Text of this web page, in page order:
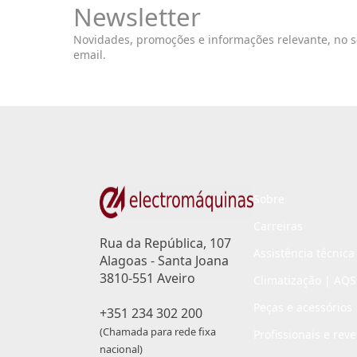
Newsletter
Novidades, promoções e informações relevante, no
email.
Rua da República, 107
Alagoas - Santa Joana
3810-551 Aveiro
+351 234 302 200
(Chamada para rede fixa
nacional)